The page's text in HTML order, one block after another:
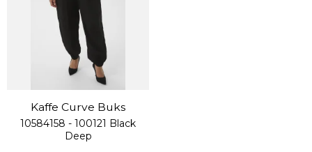
Kaffe Curve Buks
10584158 - 100121 Black
Deep